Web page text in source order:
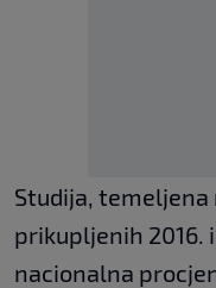
Studija, temeljena
prikupljenih 2016.
nacionalna